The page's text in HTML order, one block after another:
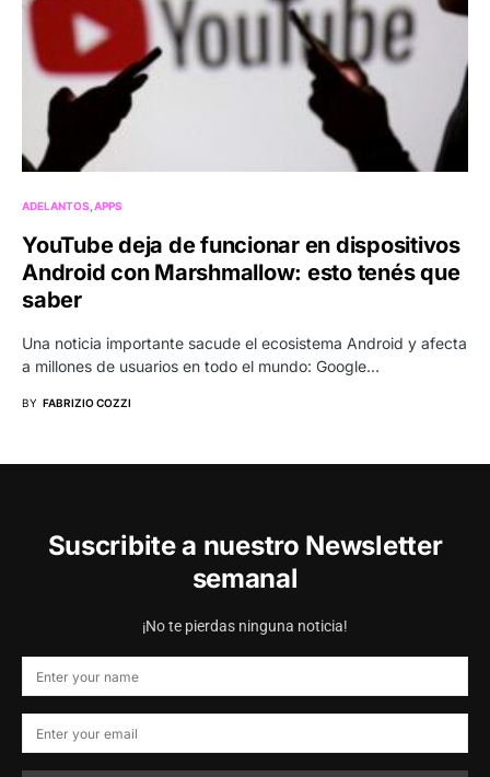
ADELANTOS APPS
YouTube deja de funcionar en dispositivos
Android con Marshmallow: esto tenés que
saber
Una noticia importante sacude el ecosistema Android y afecta
a millones de usuarios en todo el mundo: Google…
BY FABRIZIO COZZI
Suscribite a nuestro Newsletter
semanal
¡No te pierdas ninguna noticia!